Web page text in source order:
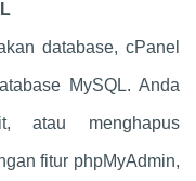
database, cPanel
MySQL. Anda
atau menghapus
fitur phpMyAdmin,